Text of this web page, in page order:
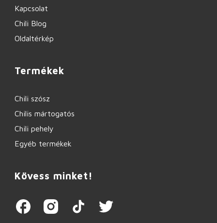
Kapcsolat
Chili Blog
Oldaltérkép
Termékek
Chili szósz
Chilis mártogatós
Chili pehely
Egyéb termékek
Kövess minket!